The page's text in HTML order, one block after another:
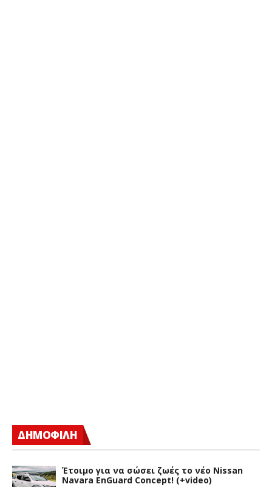
ΔΗΜΟΦΙΛΗ
Έτοιμο για να σώσει ζωές το νέο Nissan
Navara EnGuard Concept! (+video)